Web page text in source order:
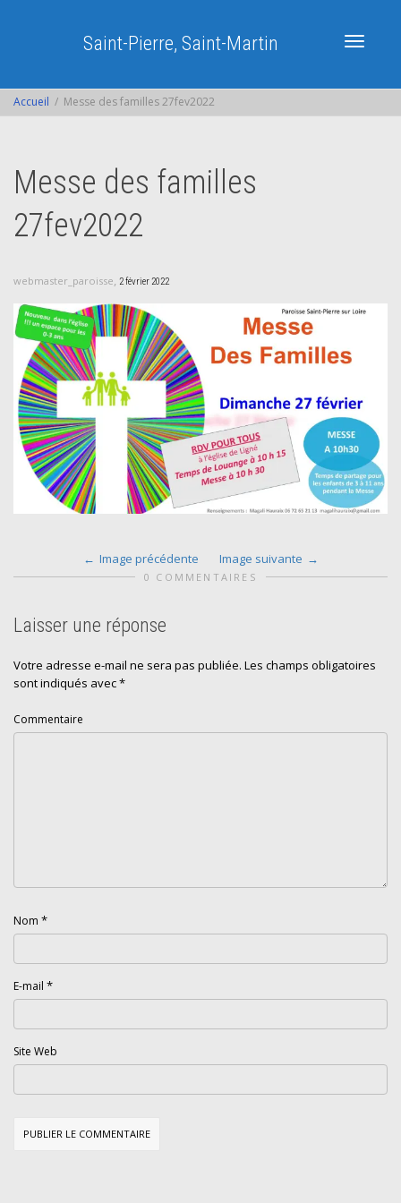
Saint-Pierre, Saint-Martin
Accueil Messe des familles 27fev2022
Messe des familles
27fev2022
webmaster_paroisse, 2 février 2022
Image précédente Image suivante
0 COMMENTAIRES
Laisser une réponse
Votre adresse e-mail ne sera pas publiée. Les champs obligatoires
sont indiqués avec*
Commentaire
Nom *
E-mail *
Site Web